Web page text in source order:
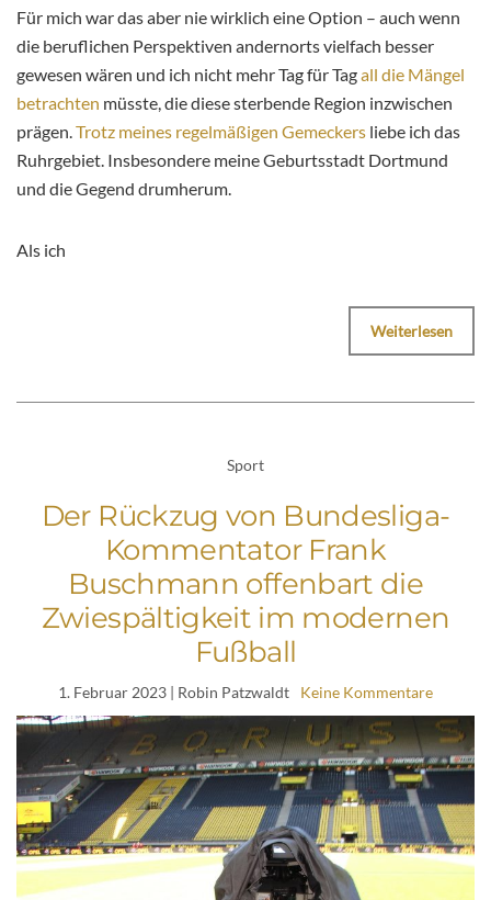
Für mich war das aber nie wirklich eine Option – auch wenn
die beruflichen Perspektiven andernorts vielfach besser
gewesen wären und ich nicht mehr Tag für Tagall die Mängel
betrachten müsste, die diese sterbende Region inzwischen
prägen.Trotz meines regelmäßigen Gemeckers liebe ich das
Ruhrgebiet. Insbesondere meine Geburtsstadt Dortmund
und die Gegend drumherum.
Als ich
Weiterlesen
Sport
Der Rückzug von Bundesliga-
Kommentator Frank
Buschmann offenbart die
Zwiespältigkeit im modernen
Fußball
1. Februar 2023 | Robin Patzwaldt Keine Kommentare